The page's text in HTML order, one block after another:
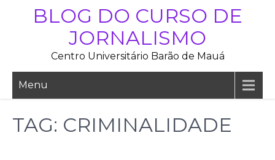
BLOG DO CURSO DE
JORNALISMO
Centro Universitário Barão de Mauá
Menu
TAG: CRIMINALIDADE